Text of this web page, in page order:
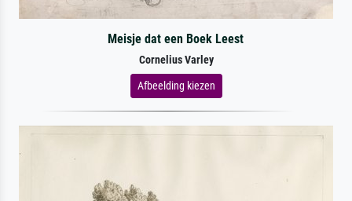
Meisje dat een Boek Leest
Cornelius Varley
Afbeelding kiezen